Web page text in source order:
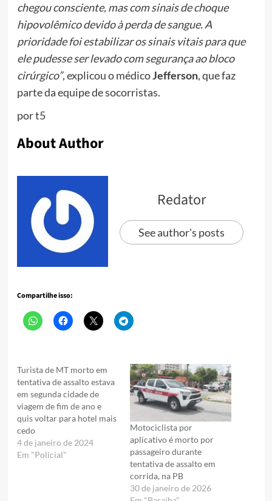
chegou consciente, mas com sinais de choque
hipovolêmico devido à perda de sangue. A
prioridade foi estabilizar os sinais vitais para que
ele pudesse ser levado com segurança ao bloco
cirúrgico”, explicou o médicoJefferson, que faz
parte da equipe de socorristas.
por t5
About Author
Redator
See author's posts
Compartilhe isso:
Turista de MT morto em
tentativa de assalto estava
em segunda cidade de
viagem de fim de ano e
quis voltar para hotel mais
cedo
4 de janeiro de 2024
Em "Policial"
Motociclista por
aplicativo é morto por
passageiro durante
tentativa de assalto em
corrida, na PB
30 de janeiro de 2026